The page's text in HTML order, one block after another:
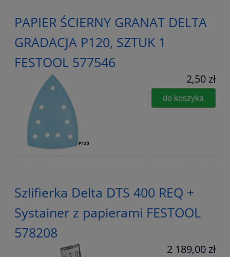
PAPIER ŚCIERNY GRANAT DELTA
GRADACJA P120, SZTUK 1
FESTOOL 577546
2,50 zł
do koszyka
Szlifierka Delta DTS 400 REQ +
Systainer z papierami FESTOOL
578208
2 189,00 zł